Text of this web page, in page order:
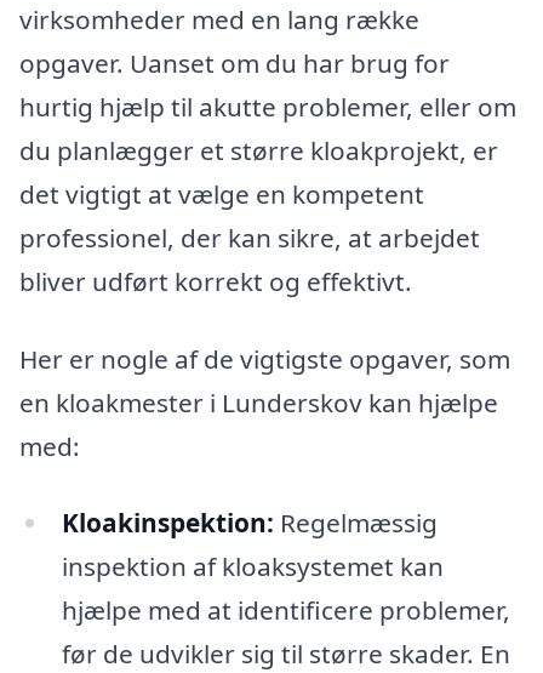
virksomheder med en lang række
opgaver. Uanset om du har brug for
hurtig hjælp til akutte problemer, eller om
du planlægger et større kloakprojekt, er
det vigtigt at vælge en kompetent
professionel, der kan sikre, at arbejdet
bliver udført korrekt og effektivt.
Her er nogle af de vigtigste opgaver, som
en kloakmester i Lunderskov kan hjælpe
med:
Kloakinspektion: Regelmæssig
inspektion af kloaksystemet kan
hjælpe med at identificere problemer,
før de udvikler sig til større skader. En